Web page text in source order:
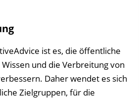
e
r
z
ist es, die öffentliche
und die Verbreitung von
Daher wendet es sich
Zielgruppen, für die